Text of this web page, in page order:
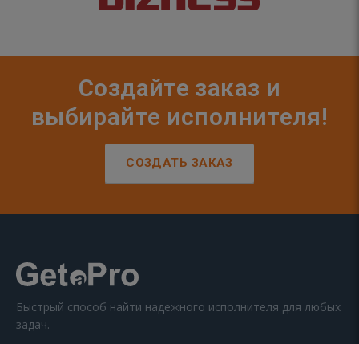
Создайте заказ и
выбирайте исполнителя!
СОЗДАТЬ ЗАКАЗ
Быстрый способ найти надежного исполнителя для любых
задач.